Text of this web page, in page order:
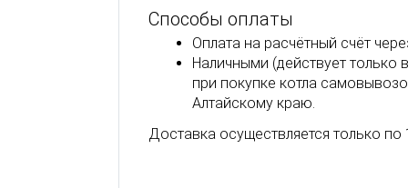
Способы оплаты
Оплата на расчётный счёт
Наличными (действует
при покупке котла
Алтайскому краю.
Доставка осуществляется только по